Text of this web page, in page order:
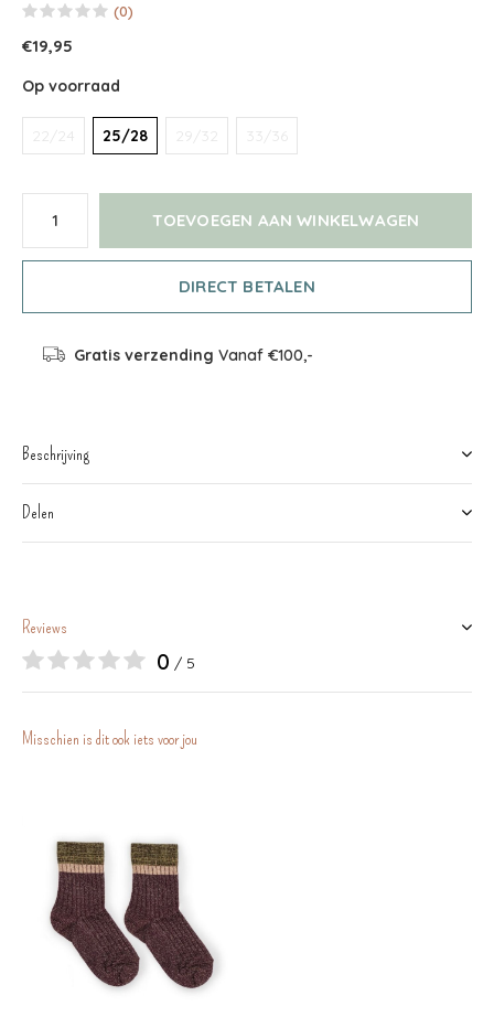
(0)
€19,95
Op voorraad
22/24 25/28 29/32 33/36
TOEVOEGEN AAN WINKELWAGEN
DIRECT BETALEN
Gratis verzending Vanaf €100,-
Beschrijving
Delen
Reviews
0 / 5
Misschien is dit ook iets voor jou